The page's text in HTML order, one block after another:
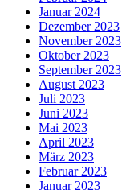
Januar 2024
Dezember 2023
November 2023
Oktober 2023
September 2023
August 2023
Juli 2023
Juni 2023
Mai 2023
April 2023
März 2023
Februar 2023
Januar 2023